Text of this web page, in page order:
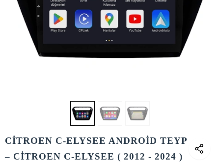
CİTROEN C-ELYSEE ANDROİD TEYP
– CİTROEN C-ELYSEE ( 2012 - 2024 )